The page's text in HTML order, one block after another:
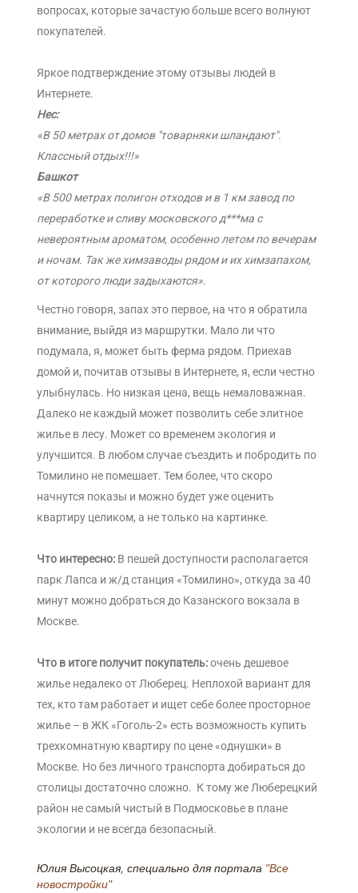
вопросах, которые зачастую больше всего волнуют
покупателей.
Яркое подтверждение этому отзывы людей в
Интернете.
Hec:
«В 50 метрах от домов "товарняки шландают".
Классный отдых!!!»
Башкот
«В 500 метрах полигон отходов и в 1 км завод по
переработке и сливу московского д***ма с
невероятным ароматом, особенно летом по вечерам
и ночам. Так же химзаводы рядом и их химзапахом,
от которого люди задыхаются».
Честно говоря, запах это первое, на что я обратила
внимание, выйдя из маршрутки. Мало ли что
подумала, я, может быть ферма рядом. Приехав
домой и, почитав отзывы в Интернете, я, если честно
улыбнулась. Но низкая цена, вещь немаловажная.
Далеко не каждый может позволить себе элитное
жилье в лесу. Может со временем экология и
улучшится. В любом случае съездить и побродить по
Томилино не помешает. Тем более, что скоро
начнутся показы и можно будет уже оценить
квартиру целиком, а не только на картинке.
Что интересно: В пешей доступности располагается
парк Лапса и ж/д станция «Томилино», откуда за 40
минут можно добраться до Казанского вокзала в
Москве.
Что в итоге получит покупатель:очень дешевое
жилье недалеко от Люберец. Неплохой вариант для
тех, кто там работает и ищет себе более просторное
жилье – в ЖК «Гоголь-2» есть возможность купить
трехкомнатную квартиру по цене «однушки» в
Москве. Но без личного транспорта добираться до
столицы достаточно сложно. К тому же Люберецкий
район не самый чистый в Подмосковье в плане
экологии и не всегда безопасный.
Юлия Высоцкая, специально для портала "Все
новостройки"